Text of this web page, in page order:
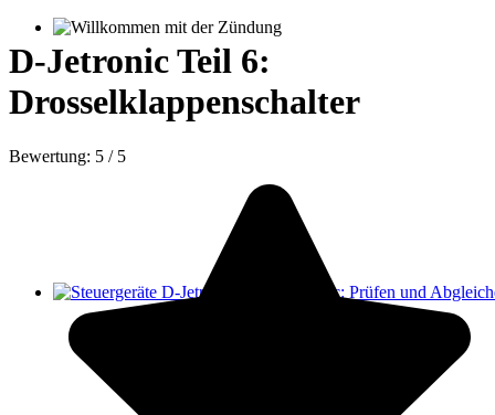
Willkommen mit der Zündung
Steuergeräte D-Jetronic & KE-Jetronic: Prüfen und Abgleichen
D-Jetronic Teil 6:
Drosselklappenschalter
Bewertung: 5 / 5